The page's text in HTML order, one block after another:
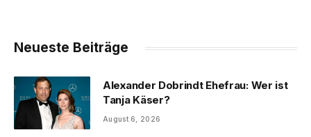
Neueste Beiträge
Alexander Dobrindt Ehefrau: Wer ist
Tanja Käser?
August 6, 2026